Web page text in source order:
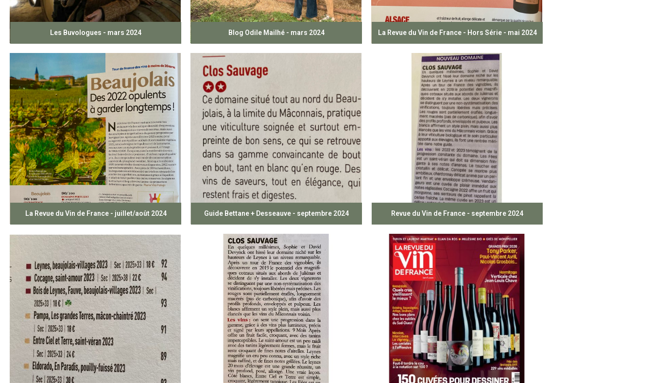
Les Buvologues - mars 2024 Blog Odile Mailhé - mars 2024 La Revue du Vin de France - Hors Série - mai 2024
La Revue du Vin de France - juillet/août 2024 Guide Bettane + Desseauve - septembre 2024 Revue du Vin de France - septembre 2024